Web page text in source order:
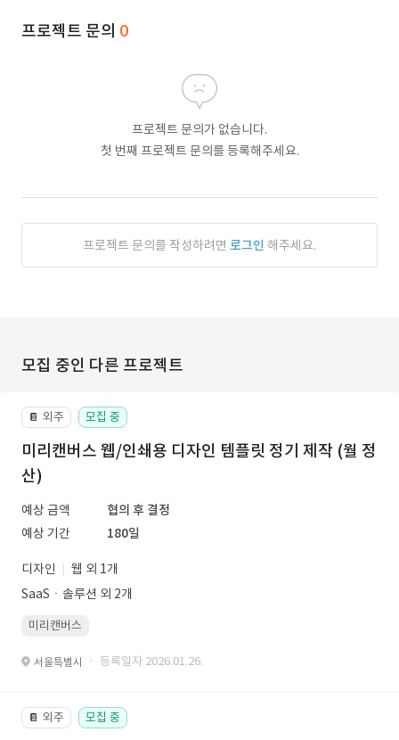
프로젝트 문의 0
프로젝트 문의가 없습니다.
첫 번째 프로젝트 문의를 등록해주세요.
프로젝트 문의를 작성하려면 로그인 해주세요.
모집 중인 다른 프로젝트
📔 외주 모집 중
미리캔버스 웹/인쇄용 디자인 템플릿 정기 제작 (월 정
산)
예상 금액
협의 후 결정
예상 기간
180일
디자인
웹 외 1개
SaaSㆍ솔루션 외 2개
미리캔버스
서울특별시 · 등록일자 2026.01.26.
📔 외주 모집 중